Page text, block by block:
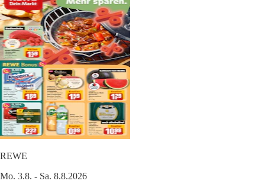
REWE
Mo. 3.8. - Sa. 8.8.2026